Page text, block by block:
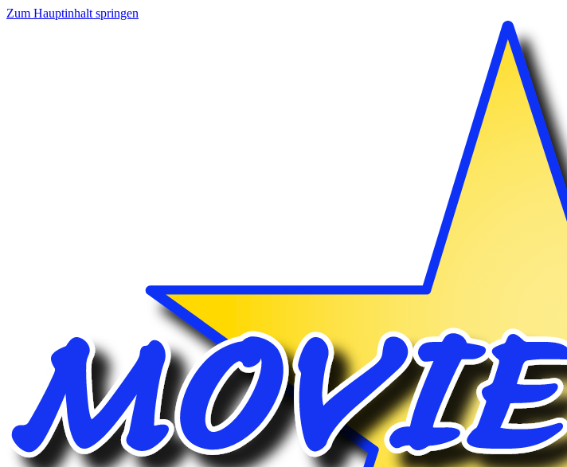
Zum Hauptinhalt springen